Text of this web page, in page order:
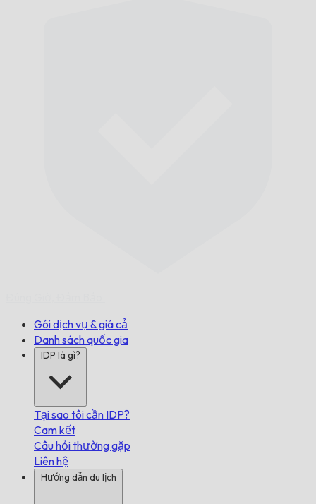
Gói dịch vụ & giá cả
Danh sách quốc gia
IDP là gì?
Tại sao tôi cần IDP?
Cam kết
Câu hỏi thường gặp
Liên hệ
Hướng dẫn du lịch